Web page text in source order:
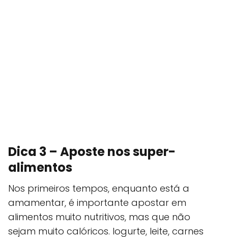
Dica 3 – Aposte nos super-
alimentos
Nos primeiros tempos, enquanto está a
amamentar, é importante apostar em
alimentos muito nutritivos, mas que não
sejam muito calóricos. Iogurte, leite, carnes